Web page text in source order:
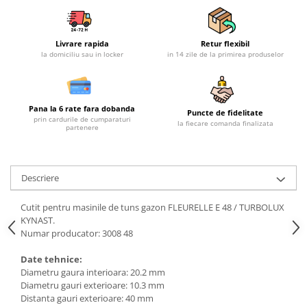
Aparate de spalat cu presiune
Aspiratoare
Masini de maturat
Suflante & Aspiratoare frunze
Accesorii echipamente curatenie
Unelte de gradinarit
semanat
Unelte taiat
Lopeti pentru zapada
Roabe si carucioare
Sere si solarii
Plase si folii pentru gradinarit
Alte unelte de gradinarit
Echipamente de protectie pentru
Livrare rapida
la domiciliu sau in locker
Retur flexibil
in 14 zile de la primirea produselor
Pana la 6 rate fara dobanda
prin cardurile de cumparaturi
partenere
Puncte de fidelitate
la fiecare comanda finalizata
Descriere
Cutit pentru masinile de tuns gazon FLEURELLE E 48 / TURBOLUX
KYNAST.
Numar producator: 3008 48
Date tehnice:
Diametru gaura interioara: 20.2 mm
Diametru gauri exterioare: 10.3 mm
Distanta gauri exterioare: 40 mm